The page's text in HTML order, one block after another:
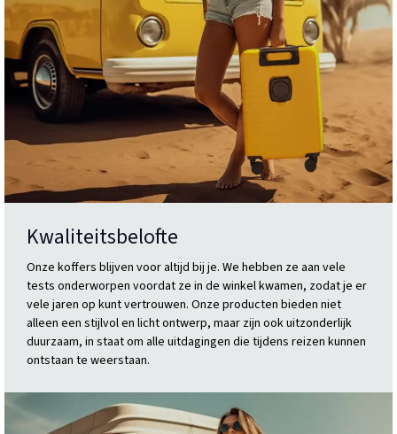
Kwaliteitsbelofte
Onze koffers blijven voor altijd bij je. We hebben ze aan vele
tests onderworpen voordat ze in de winkel kwamen, zodat je er
vele jaren op kunt vertrouwen. Onze producten bieden niet
alleen een stijlvol en licht ontwerp, maar zijn ook uitzonderlijk
duurzaam, in staat om alle uitdagingen die tijdens reizen kunnen
ontstaan te weerstaan.